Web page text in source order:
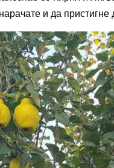
и да